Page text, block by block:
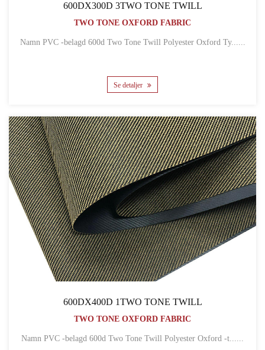
600DX300D 3TWO TONE TWILL
TWO TONE OXFORD FABRIC
Namn PVC -belagd 600d Two Tone Twill Polyester Oxford Ty......
Se detaljer
600DX400D 1TWO TONE TWILL
TWO TONE OXFORD FABRIC
Namn PVC -belagd 600d Two Tone Twill Polyester Oxford -t......